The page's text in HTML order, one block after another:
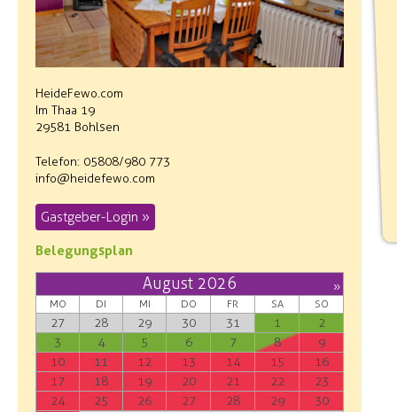
HeideFewo.com
Im Thaa 19
29581 Bohlsen
Telefon: 05808/980 773
info@heidefewo.com
Gastgeber-Login »
Belegungsplan
»
August 2026
MO DI MI DO FR SA SO
27 28 29 30 31 1
2
3
4 5 6 7 8
9
10
11 12 13 14 15
16
17
18 19 20 21 22
23
24
25 26 27 28 29
30